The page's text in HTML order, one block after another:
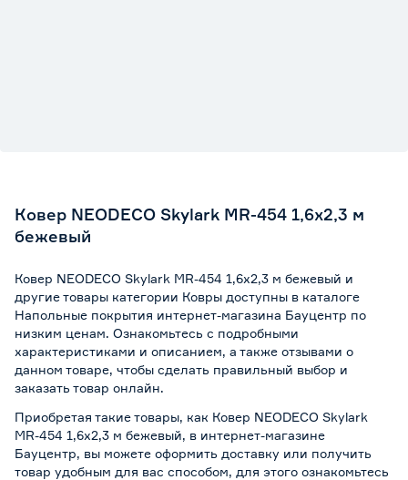
Ковер NEODECO Skylark MR-454 1,6x2,3 м
бежевый
Ковер NEODECO Skylark MR-454 1,6x2,3 м бежевый и
другие товары категории Ковры доступны в каталоге
Напольные покрытия интернет-магазина Бауцентр по
низким ценам. Ознакомьтесь с подробными
характеристиками и описанием, а также отзывами о
данном товаре, чтобы сделать правильный выбор и
заказать товар онлайн.
Приобретая такие товары, как Ковер NEODECO Skylark
MR-454 1,6x2,3 м бежевый, в интернет-магазине
Бауцентр, вы можете оформить доставку или получить
товар удобным для вас способом, для этого ознакомьтесь